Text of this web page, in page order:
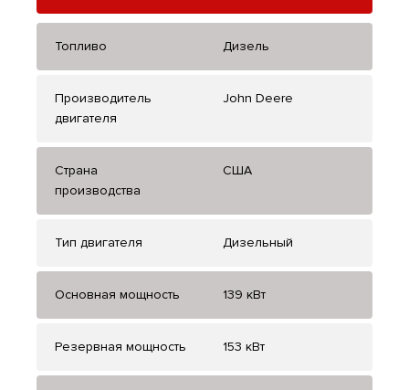
Топливо Дизель
Производитель
двигателя
John Deere
Страна
производства
США
Тип двигателя Дизельный
Основная мощность 139 кВт
Резервная мощность 153 кВт